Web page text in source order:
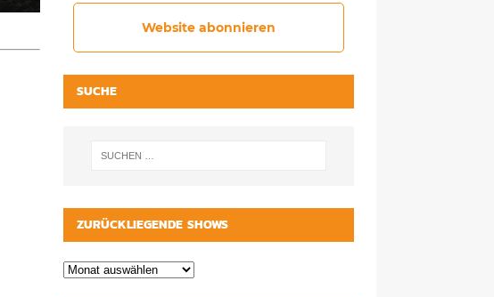
Website abonnieren
SUCHE
ZURÜCKLIEGENDE SHOWS